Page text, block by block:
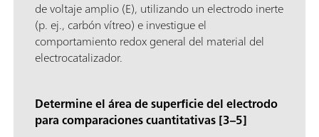
de voltaje amplio (E), utilizando un electrodo inerte
(p. ej., carbón vítreo) e investigue el
comportamiento redox general del material del
electrocatalizador.
Determine el área de superficie del electrodo
para comparaciones cuantitativas [3–5]